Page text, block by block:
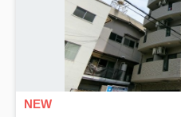
NEW